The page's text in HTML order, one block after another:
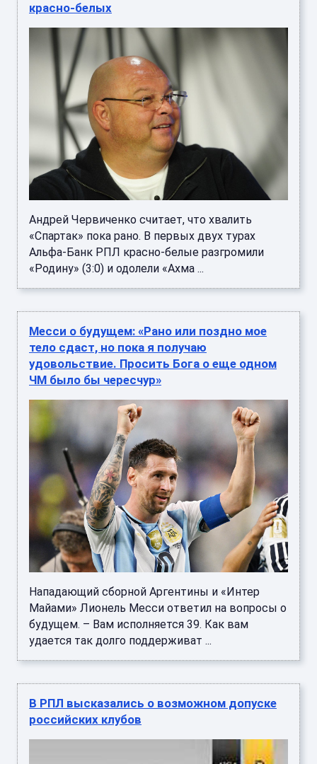
красно-белых
Андрей Червиченко считает, что хвалить
«Спартак» пока рано. В первых двух турах
Альфа-Банк РПЛ красно-белые разгромили
«Родину» (3:0) и одолели «Ахма ...
Месси о будущем: «Рано или поздно мое
тело сдаст, но пока я получаю
удовольствие. Просить Бога о еще одном
ЧМ было бы чересчур»
Нападающий сборной Аргентины и «Интер
Майами» Лионель Месси ответил на вопросы о
будущем. – Вам исполняется 39. Как вам
удается так долго поддерживат ...
В РПЛ высказались о возможном допуске
российских клубов